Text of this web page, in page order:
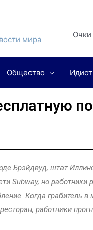
мира
Очки
Общество
Брэйдвуд, штат
Subway, но работники
Когда грабитель
работники